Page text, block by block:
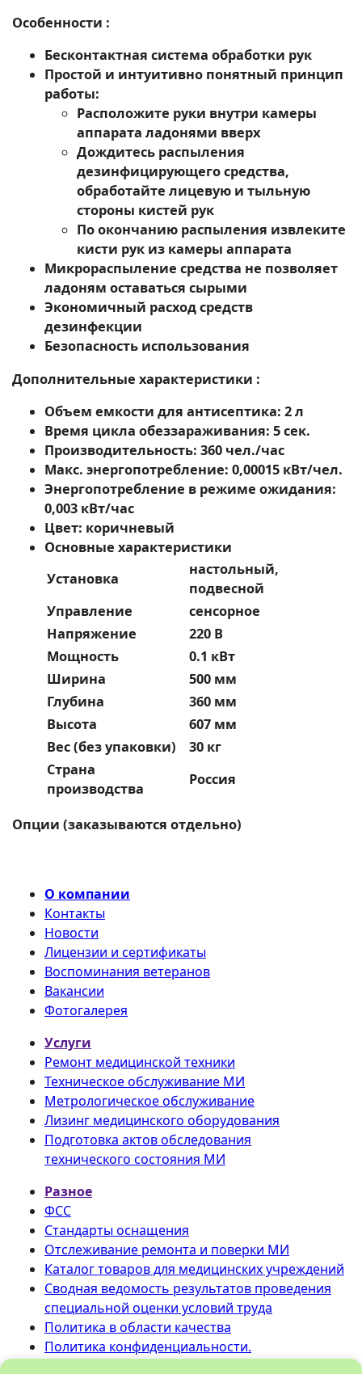
Особенности :
Бесконтактная система обработки рук
Простой и интуитивно понятный принцип
работы:
Расположите руки внутри камеры
аппарата ладонями вверх
Дождитесь распыления
дезинфицирующего средства,
обработайте лицевую и тыльную
стороны кистей рук
По окончанию распыления извлеките
кисти рук из камеры аппарата
Микрораспыление средства не позволяет
ладоням оставаться сырыми
Экономичный расход средств
дезинфекции
Безопасность использования
Дополнительные характеристики :
Объем емкости для антисептика: 2 л
Время цикла обеззараживания: 5 сек.
Производительность: 360 чел./час
Макс. энергопотребление: 0,00015 кВт/чел.
Энергопотребление в режиме ожидания:
0,003 кВт/час
Цвет: коричневый
Основные характеристики
Установка
настольный,
подвесной
Управление
сенсорное
Напряжение
220 В
Мощность
0.1 кВт
Ширина
500 мм
Глубина
360 мм
Высота
607 мм
Вес (без упаковки)
30 кг
Страна
производства
Россия
Опции (заказываются отдельно)
О компании
Контакты
Новости
Лицензии и сертификаты
Воспоминания ветеранов
Вакансии
Фотогалерея
Услуги
Ремонт медицинской техники
Техническое обслуживание МИ
Метрологическое обслуживание
Лизинг медицинского оборудования
Подготовка актов обследования
технического состояния МИ
Разное
ФСС
Стандарты оснащения
Отслеживание ремонта и поверки МИ
Каталог товаров для медицинских учреждений
Сводная ведомость результатов проведения
специальной оценки условий труда
Политика в области качества
Политика конфиденциальности.